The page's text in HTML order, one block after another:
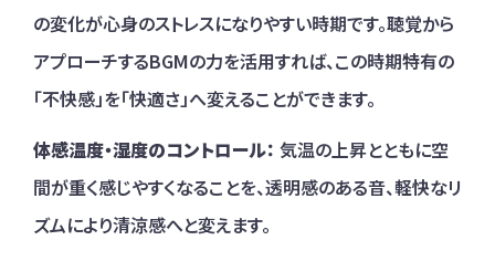
の変化が心身のストレスになりやすい時期です。聴覚から
アプローチするBGMの力を活用すれば、この時期特有の
「不快感」を「快適さ」へ変えることができます。
体感温度・湿度のコントロール： 気温の上昇とともに空
間が重く感じやすくなることを、透明感のある音、軽快なリ
ズムにより清涼感へと変えます。